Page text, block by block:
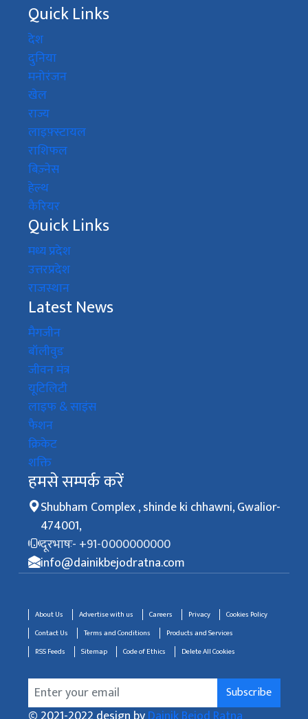
Quick Links
देश
दुनिया
मनोरंजन
खेल
राज्य
लाइफ़्स्टायल
राशिफल
बिज़्नेस
हेल्थ
कैरियर
Quick Links
मध्य प्रदेश
उत्तरप्रदेश
राजस्थान
Latest News
मैगजीन
बॉलीवुड
जीवन मंत्र
यूटिलिटी
लाइफ & साइंस
फैशन
क्रिकेट
शक्ति
हमसे सम्पर्क करें
Shubham Complex , shinde ki chhawni, Gwalior-
474001,
दूरभाषः- +91-0000000000
info@dainikbejodratna.com
About Us Advertise with us Careers Privacy
Cookies Policy
Contact Us
Terms and Conditions
Products and Services
RSS Feeds
Sitemap Code of Ethics Delete All Cookies
Subscribe